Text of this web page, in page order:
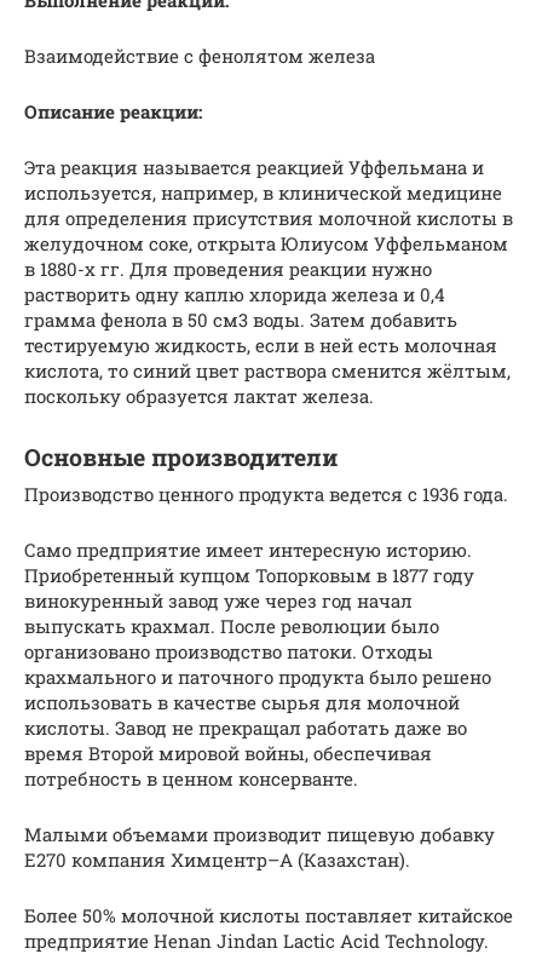
Взаимодействие с фенолятом железа
Описание реакции:
Эта реакция называется реакцией Уффельмана и
используется, например, в клинической медицине
для определения присутствия молочной кислоты в
желудочном соке, открыта Юлиусом Уффельманом
в 1880-х гг. Для проведения реакции нужно
растворить одну каплю хлорида железа и 0,4
грамма фенола в 50 см3 воды. Затем добавить
тестируемую жидкость, если в ней есть молочная
кислота, то синий цвет раствора сменится жёлтым,
поскольку образуется лактат железа.
Основные производители
Производство ценного продукта ведется с 1936 года.
Само предприятие имеет интересную историю.
Приобретенный купцом Топорковым в 1877 году
винокуренный завод уже через год начал
выпускать крахмал. После революции было
организовано производство патоки. Отходы
крахмального и паточного продукта было решено
использовать в качестве сырья для молочной
кислоты. Завод не прекращал работать даже во
время Второй мировой войны, обеспечивая
потребность в ценном консерванте.
Малыми объемами производит пищевую добавку
E270 компания Химцентр–А (Казахстан).
Более 50% молочной кислоты поставляет китайское
предприятие Henan Jindan Lactic Acid Technology.